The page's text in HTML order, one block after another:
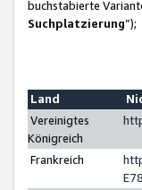
buchstabierte
Suchplatzierung”);
Land
Vereinigtes
Königreich
Frankreich